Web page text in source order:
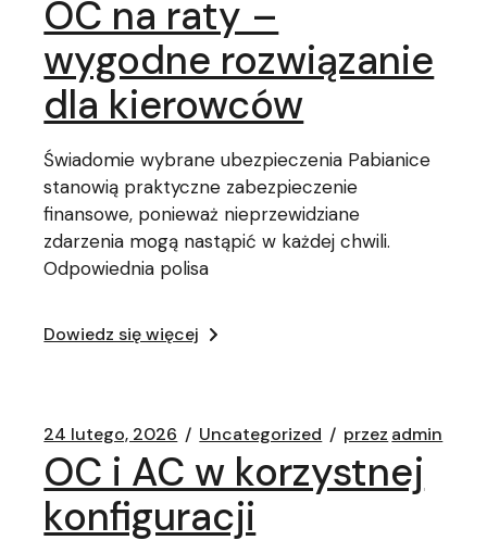
OC na raty –
wygodne rozwiązanie
dla kierowców
Świadomie wybrane ubezpieczenia Pabianice
stanowią praktyczne zabezpieczenie
finansowe, ponieważ nieprzewidziane
zdarzenia mogą nastąpić w każdej chwili.
Odpowiednia polisa
Dowiedz się więcej
24 lutego, 2026 Uncategorized przez admin
OC i AC w korzystnej
konfiguracji